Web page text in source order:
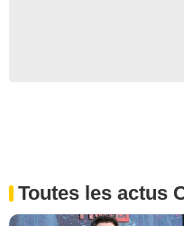
Toutes les actus